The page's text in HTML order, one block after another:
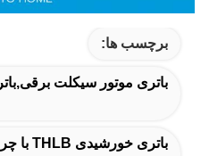
برچسب ها:
باتری موتور سیکلت
باتری خورشیدی THLB با چرخه عمیق,باتری خورشیدی با چرخه عمیق 12 ولت,بسته باتری THLB 600ah Lifepo4